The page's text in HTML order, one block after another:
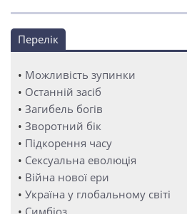
Перелік
• Можливість зупинки
• Останній засіб
• Загибель богів
• Зворотний бік
• Підкорення часу
• Сексуальна еволюція
• Війна нової ери
• Україна у глобальному світі
• Симбіоз